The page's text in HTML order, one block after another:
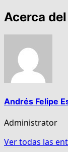
Acerca
Andrés Felipe
Administrator
Ver todas las